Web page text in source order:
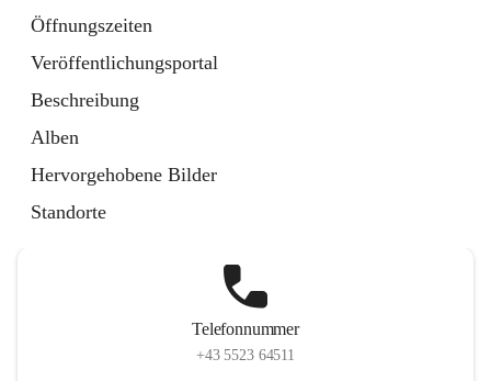
Öffnungszeiten
Veröffentlichungsportal
Beschreibung
Alben
Hervorgehobene Bilder
Standorte
Telefonnummer
+43 5523 64511